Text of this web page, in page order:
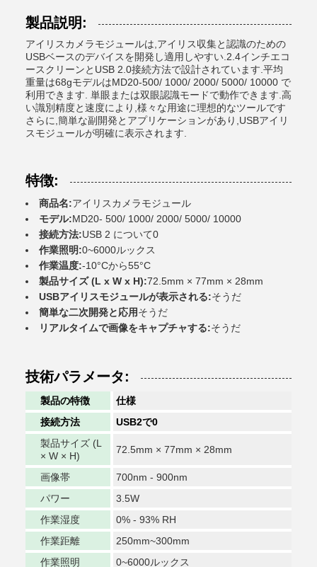
製品説明:
アイリスカメラモジュールは,アイリス収集と認識のための
USBベースのデバイスを開発し適用しやすい.2.4インチエコ
ースクリーンとUSB 2.0接続方法で設計されています.平均
重量は68gモデルはMD20-500/ 1000/ 2000/ 5000/ 10000 で
利用できます. 単眼または双眼認識モードで動作できます.高
い識別精度と速度により,様々な用途に理想的なツールです
さらに,簡単な副開発とアプリケーションがあり,USBアイリ
スモジュールが明確に表示されます.
特徴:
商品名:アイリスカメラモジュール
モデル:MD20- 500/ 1000/ 2000/ 5000/ 10000
接続方法:USB 2 について0
作業照明:0~6000ルックス
作業温度:-10°Cから55°C
製品サイズ (L x W x H):72.5mm × 77mm × 28mm
USBアイリスモジュールが表示される:そうだ
簡単な二次開発と応用そうだ
リアルタイムで画像をキャプチャする:そうだ
技術パラメータ:
製品の特徴
仕様
接続方法
USB2で0
製品サイズ (L
× W × H)
72.5mm × 77mm × 28mm
画像帯
700nm - 900nm
パワー
3.5W
作業湿度
0% - 93% RH
作業距離
250mm~300mm
作業照明
0~6000ルックス